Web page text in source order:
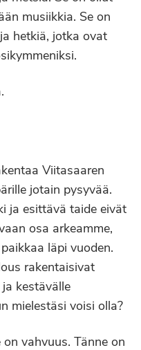
musiikkia. Se on
hetkiä, jotka ovat
Viitasaaren
jotain pysyvää.
ja esittävä taide eivät
osa arkeamme,
läpi vuoden.
rakentaisivat
kestävälle
mielestäsi voisi olla?
vahvuus. Tänne on